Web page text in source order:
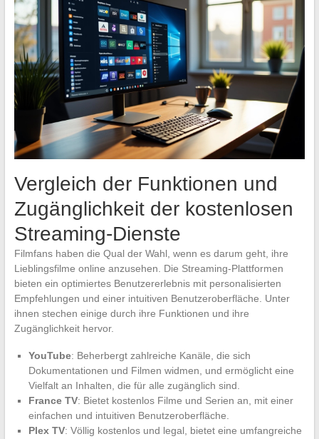
Vergleich der Funktionen und
Zugänglichkeit der kostenlosen
Streaming-Dienste
Filmfans haben die Qual der Wahl, wenn es darum geht, ihre
Lieblingsfilme online anzusehen. Die Streaming-Plattformen
bieten ein optimiertes Benutzererlebnis mit personalisierten
Empfehlungen und einer intuitiven Benutzeroberfläche. Unter
ihnen stechen einige durch ihre Funktionen und ihre
Zugänglichkeit hervor.
YouTube: Beherbergt zahlreiche Kanäle, die sich
Dokumentationen und Filmen widmen, und ermöglicht eine
Vielfalt an Inhalten, die für alle zugänglich sind.
France TV: Bietet kostenlos Filme und Serien an, mit einer
einfachen und intuitiven Benutzeroberfläche.
Plex TV: Völlig kostenlos und legal, bietet eine umfangreiche